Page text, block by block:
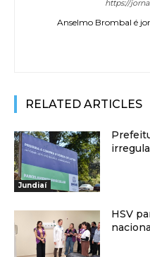
https://
Anselmo Brombal é
RELATED ARTICLES
Jundiaí
HSV